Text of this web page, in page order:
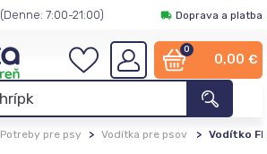
(Denne: 7:00-21:00) Doprava a platba
0
0,00 €
Potreby pre psy > Vodítka pre psov > Vodítko